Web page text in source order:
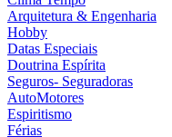
Arquitetura & Engenharia
Hobby
Datas Especiais
Doutrina Espírita
Seguros- Seguradoras
AutoMotores
Espiritismo
Férias